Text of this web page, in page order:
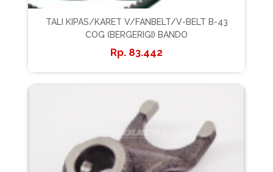
TALI KIPAS/KARET V/FANBELT/V-BELT B-43
COG (BERGERIGI) BANDO
83.442